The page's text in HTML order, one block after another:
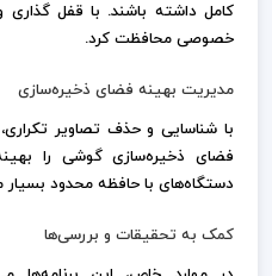
کامل داشته باشند. با قفل
خصوصی محافظت کرد.
مدیریت بهینه فضای ذخیره‌سازی
با شناسایی و حذف تصاویر
فضای ذخیره‌سازی گوشی را
دستگاه‌های با حافظه محدود
کمک به تحقیقات و بررسی‌ها